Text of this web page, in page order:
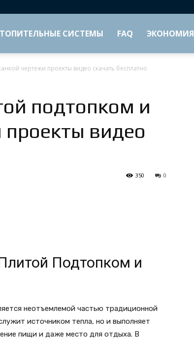
СИСТЕМЫ FAQ ЭКОНОМИЯ
чертежи проекты видео скачать бесплатно
подтопком и
видео
0
350
Подтопком и
неотъемлемой частью традиционной
источником тепла, но и выполняет
пищи и даже место для отдыха. В